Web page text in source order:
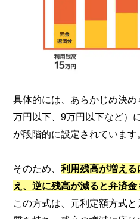
具体的には、あらかじめ決
万円以下、9万円以下など）
が段階的に設定されています
そのため、利用残高が増え
え、逆に残高が減ると弁済
この方式は、元利定額方式